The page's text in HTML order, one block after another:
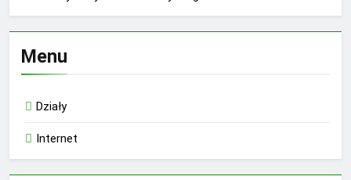
Menu
Działy
Internet